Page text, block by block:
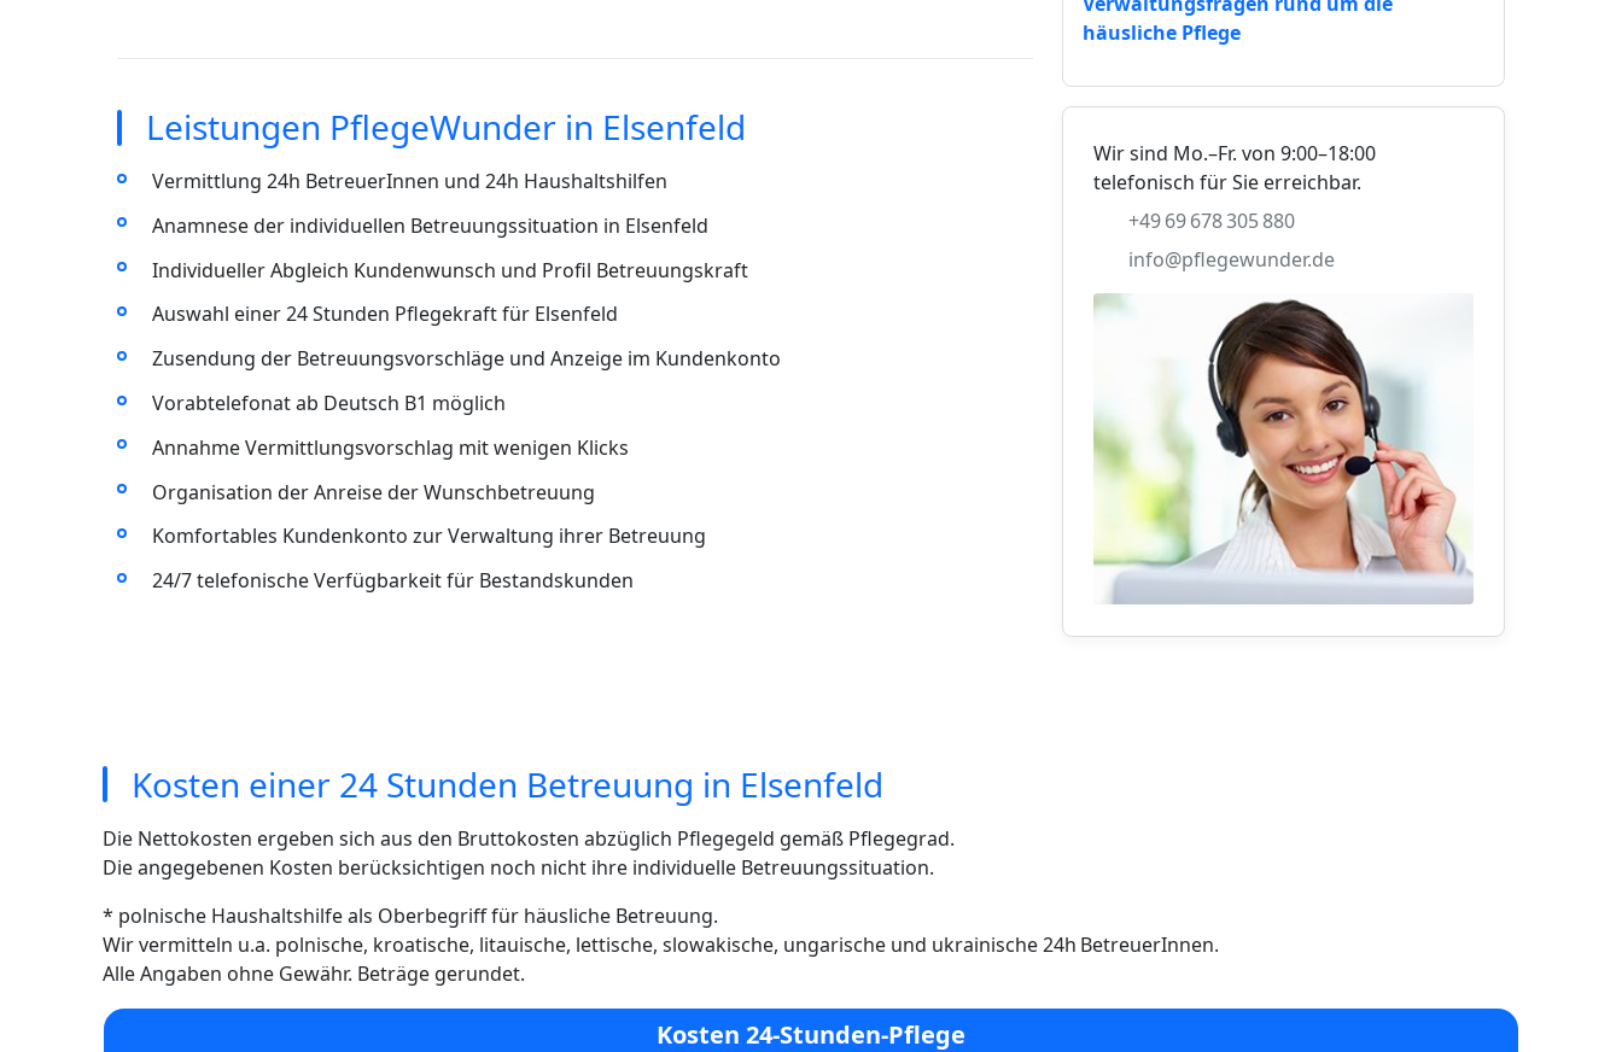
Leistungen PflegeWunder in Elsenfeld
Vermittlung 24h BetreuerInnen und 24h Haushaltshilfen
Anamnese der individuellen Betreuungssituation in Elsenfeld
Individueller Abgleich Kundenwunsch und Profil Betreuungskraft
Auswahl einer 24 Stunden Pflegekraft für Elsenfeld
Zusendung der Betreuungsvorschläge und Anzeige im Kundenkonto
Vorabtelefonat ab Deutsch B1 möglich
Annahme Vermittlungsvorschlag mit wenigen Klicks
Organisation der Anreise der Wunschbetreuung
Komfortables Kundenkonto zur Verwaltung ihrer Betreuung
24/7 telefonische Verfügbarkeit für Bestandskunden
häusliche Pflege
Wir sind Mo.–Fr. von 9:00–18:00
telefonisch für Sie erreichbar.
+49 69 678 305 880
info@pflegewunder.de
Kosten einer 24 Stunden Betreuung in Elsenfeld
Die Nettokosten ergeben sich aus den Bruttokosten abzüglich Pflegegeld gemäß Pflegegrad.
Die angegebenen Kosten berücksichtigen noch nicht ihre individuelle Betreuungssituation.
* polnische Haushaltshilfe als Oberbegriff für häusliche Betreuung.
Wir vermitteln u.a. polnische, kroatische, litauische, lettische, slowakische, ungarische und ukrainische 24h BetreuerInnen.
Alle Angaben ohne Gewähr. Beträge gerundet.
Kosten 24-Stunden-Pflege